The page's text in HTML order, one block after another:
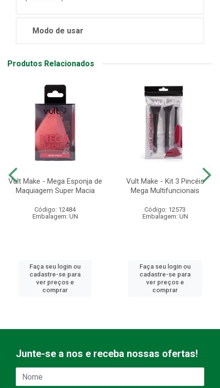
Modo de usar
Produtos Relacionados
Vult Make - Mega Esponja de
Maquiagem Super Macia
Código: 12484
Embalagem: UN
Faça seu login ou
cadastre-se para
ver preços e
comprar
Vult Make - Kit 3 Pincéis
Mega Multifuncionais
Código: 12573
Embalagem: UN
Faça seu login ou
cadastre-se para
ver preços e
comprar
Junte-se a nos e receba nossas ofertas!